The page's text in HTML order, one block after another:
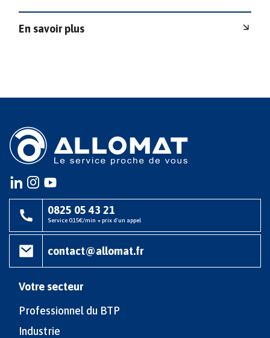
En savoir plus
Instagram
instagram
youtube
0825 05 43 21
Service 0.15€/min + prix d'un appel
contact@allomat.fr
Votre secteur
Professionnel du BTP
Industrie